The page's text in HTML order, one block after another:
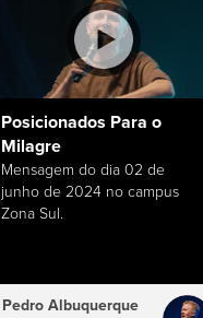
Posicionados Para o
Milagre
Mensagem do dia 02 de
junho de 2024 no campus
Zona Sul.
Pedro Albuquerque